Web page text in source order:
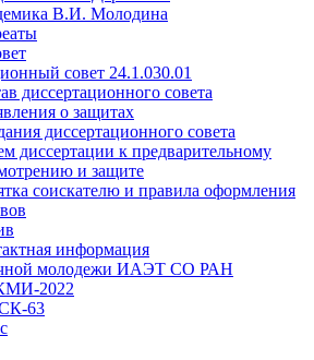
В.И. Молодина
совет 24.1.030.01
диссертационного совета
о защитах
диссертационного совета
диссертации к предварительному
и защите
соискателю и правила оформления
информация
молодежи ИАЭТ СО РАН
2022
63